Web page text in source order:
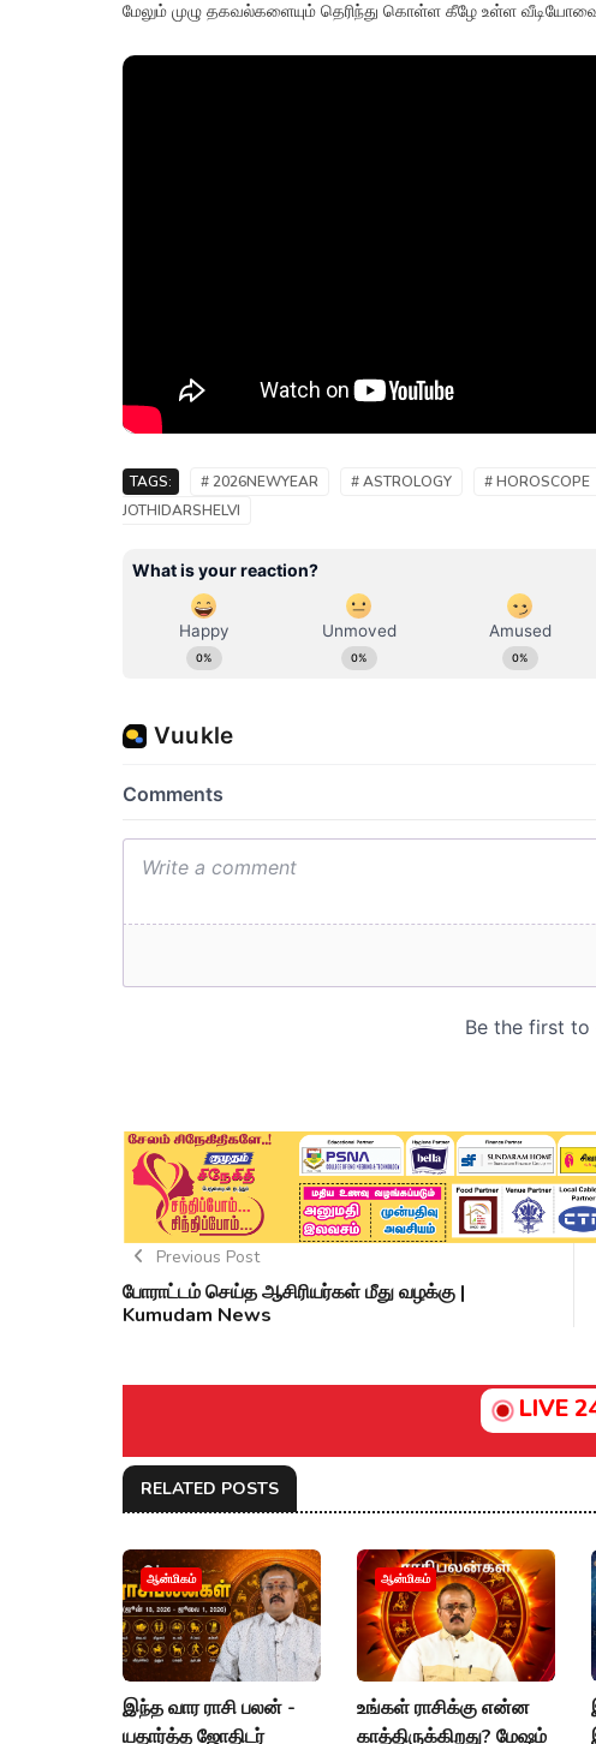
மேலும் முழு தகவல்களையும் தெரிந்து கொள்ள கீழே உள்ள
TAGS: # 2026NEWYEAR # ASTROLOGY # HOROSCOPE
JOTHIDARSHELVI
Previous Post
போராட்டம் செய்த ஆசிரியர்கள் மீது வழக்கு |
Kumudam News
LIVE
RELATED POSTS
ஆன்மிகம்
இந்த வார ராசி பலன் -
யதார்த்த ஜோதிடர்
ஆன்மிகம்
உங்கள் ராசிக்கு என்ன
காத்திருக்கிறது? மேஷம்